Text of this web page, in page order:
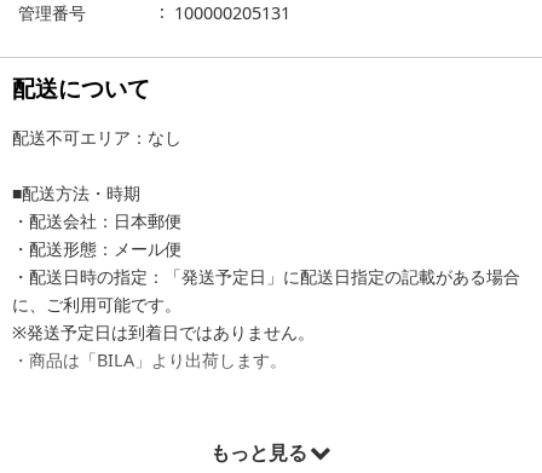
管理番号
100000205131
配送について
配送不可エリア：なし
■配送方法・時期
・配送会社：日本郵便
・配送形態：メール便
・配送日時の指定：「発送予定日」に配送日指定の記載がある場合
に、ご利用可能です。
※発送予定日は到着日ではありません。
・商品は「BILA」より出荷します。
もっと見る